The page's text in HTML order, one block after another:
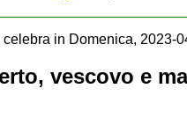
in Domenica, 2023-
vescovo e